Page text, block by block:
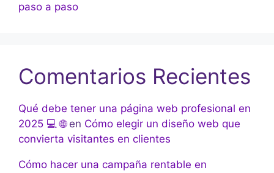
paso a paso
Comentarios Recientes
Qué debe tener una página web profesional en
2025 💻 🌐en Cómo elegir un diseño web que
convierta visitantes en clientes
Cómo hacer una campaña rentable en